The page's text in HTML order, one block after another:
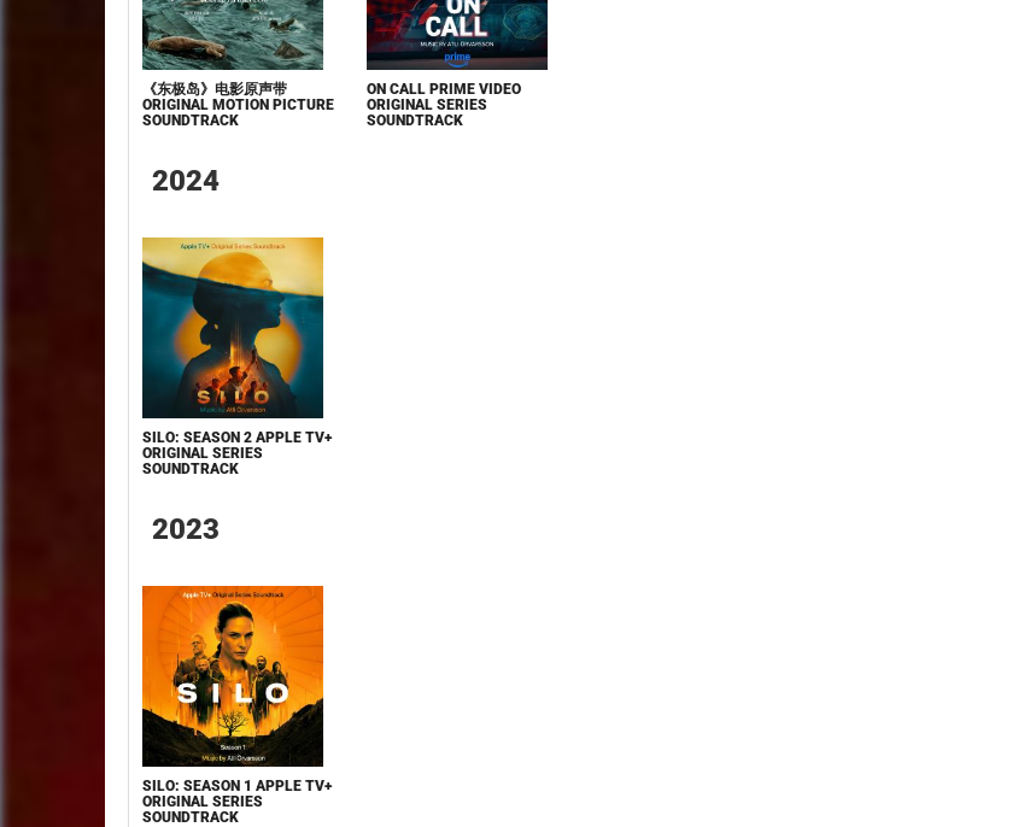
《东极岛》电影原声带
ORIGINAL MOTION PICTURE
SOUNDTRACK
ON CALL PRIME VIDEO
ORIGINAL SERIES
SOUNDTRACK
2024
SILO: SEASON 2 APPLE TV+
ORIGINAL SERIES
SOUNDTRACK
2023
SILO: SEASON 1 APPLE TV+
ORIGINAL SERIES
SOUNDTRACK